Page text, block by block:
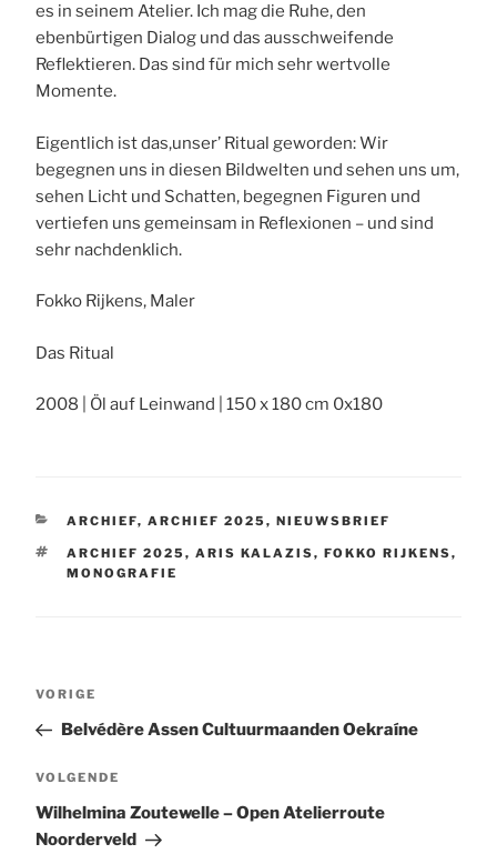
es in seinem Atelier. Ich mag die Ruhe, den
ebenbürtigen Dialog und das ausschweifende
Reflektieren. Das sind für mich sehr wertvolle
Momente.
Eigentlich ist das,unser’ Ritual geworden: Wir
begegnen uns in diesen Bildwelten und sehen uns um,
sehen Licht und Schatten, begegnen Figuren und
vertiefen uns gemeinsam in Reflexionen – und sind
sehr nachdenklich.
Fokko Rijkens, Maler
Das Ritual
2008 | Öl auf Leinwand | 150 x 180 cm 0x180
CATEGORIEËN
ARCHIEF, ARCHIEF 2025, NIEUWSBRIEF
TAGS
ARCHIEF 2025, ARIS KALAZIS, FOKKO RIJKENS,
MONOGRAFIE
Bericht
Vorig
bericht
VORIGE
Belvédère Assen Cultuurmaanden Oekraíne
Volgend
bericht
VOLGENDE
Wilhelmina Zoutewelle – Open Atelierroute
Noorderveld